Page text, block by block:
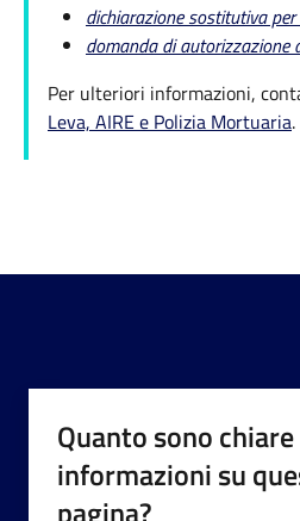
dichiarazione sostitutiva
domanda di autorizzazione
Per ulteriori informazioni,
Leva, AIRE e Polizia Mortuaria.
Quanto sono
informazioni su
pagina?